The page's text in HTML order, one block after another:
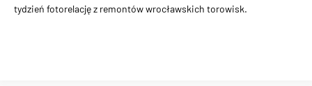
tydzień fotorelację z remontów wrocławskich torowisk.